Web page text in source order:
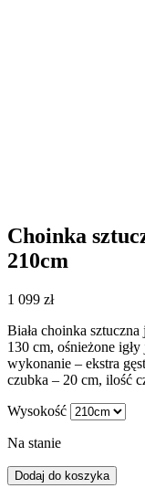
Choinka
210cm
1 099 zł
Biała choinka
130 cm, ośnieżone
wykonanie – ekstra
czubka – 20 cm, ilość
Wysokość
Na stanie
Dodaj do koszyka